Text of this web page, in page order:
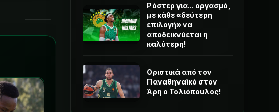
Ρόστερ για... οργασμό,
με κάθε «δεύτερη
επιλογή» να
αποδεικνύεται η
καλύτερη!
Οριστικά από τον
Παναθηναϊκό στον
Άρη ο Τολιόπουλος!